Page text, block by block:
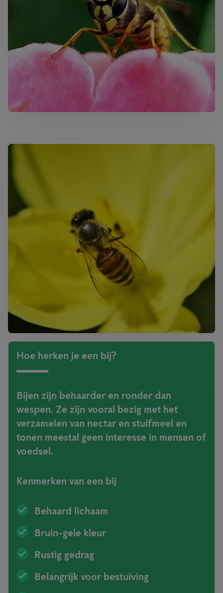
Hoe herken je een bij?
Bijen zijn behaarder en ronder dan
wespen. Ze zijn vooral bezig met het
verzamelen van nectar en stuifmeel en
tonen meestal geen interesse in mensen of
voedsel.
Kenmerken van een bij
Behaard lichaam
Bruin-gele kleur
Rustig gedrag
Belangrijk voor bestuiving